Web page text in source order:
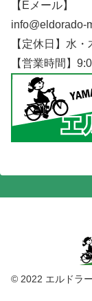
【Eメール】
info@eldorado-
【定休日】水・
【営業時間】
© 2022 エルドラ